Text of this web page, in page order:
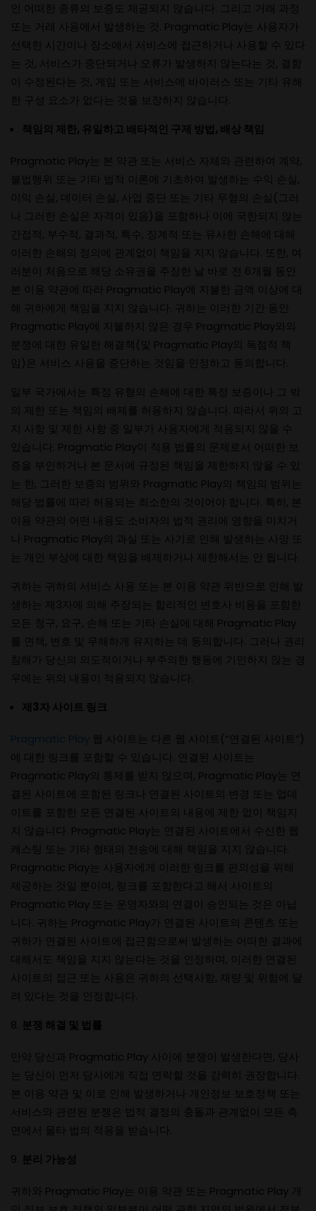
인 어떠한 종류의 보증도 제공되지 않습니다. 그리고 거래 과정
또는 거래 사용에서 발생하는 것. Pragmatic Play는 사용자가
선택한 시간이나 장소에서 서비스에 접근하거나 사용할 수 있다
는 것, 서비스가 중단되거나 오류가 발생하지 않는다는 것, 결함
이 수정된다는 것, 게임 또는 서비스에 바이러스 또는 기타 유해
한 구성 요소가 없다는 것을 보장하지 않습니다.
책임의 제한, 유일하고 배타적인 구제 방법, 배상 책임
Pragmatic Play는 본 약관 또는 서비스 자체와 관련하여 계약,
불법행위 또는 기타 법적 이론에 기초하여 발생하는 수익 손실,
이익 손실, 데이터 손실, 사업 중단 또는 기타 무형의 손실(그러
나 그러한 손실은 자격이 있음)을 포함하나 이에 국한되지 않는
간접적, 부수적, 결과적, 특수, 징계적 또는 유사한 손해에 대해
이러한 손해의 정의에 관계없이 책임을 지지 않습니다. 또한, 여
러분이 처음으로 해당 소유권을 주장한 날 바로 전 6개월 동안
본 이용 약관에 따라 Pragmatic Play에 지불한 금액 이상에 대
해 귀하에게 책임을 지지 않습니다. 귀하는 이러한 기간 동안
Pragmatic Play에 지불하지 않은 경우 Pragmatic Play와의
분쟁에 대한 유일한 해결책(및 Pragmatic Play의 독점적 책
임)은 서비스 사용을 중단하는 것임을 인정하고 동의합니다.
일부 국가에서는 특정 유형의 손해에 대한 특정 보증이나 그 밖
의 제한 또는 책임의 배제를 허용하지 않습니다. 따라서 위의 고
지 사항 및 제한 사항 중 일부가 사용자에게 적용되지 않을 수
있습니다. Pragmatic Play이 적용 법률의 문제로서 어떠한 보
증을 부인하거나 본 문서에 규정된 책임을 제한하지 않을 수 있
는 한, 그러한 보증의 범위와 Pragmatic Play의 책임의 범위는
해당 법률에 따라 허용되는 최소한의 것이어야 합니다. 특히, 본
이용 약관의 어떤 내용도 소비자의 법적 권리에 영향을 미치거
나 Pragmatic Play의 과실 또는 사기로 인해 발생하는 사망 또
는 개인 부상에 대한 책임을 배제하거나 제한해서는 안 됩니다.
귀하는 귀하의 서비스 사용 또는 본 이용 약관 위반으로 인해 발
생하는 제3자에 의해 주장되는 합리적인 변호사 비용을 포함한
모든 청구, 요구, 손해 또는 기타 손실에 대해 Pragmatic Play
를 면책, 변호 및 무해하게 유지하는 데 동의합니다. 그러나 권리
침해가 당신의 의도적이거나 부주의한 행동에 기인하지 않는 경
우에는 위의 내용이 적용되지 않습니다.
제3자 사이트 링크
Pragmatic Play 웹 사이트는 다른 웹 사이트(“연결된 사이트”)
에 대한 링크를 포함할 수 있습니다. 연결된 사이트는
Pragmatic Play의 통제를 받지 않으며, Pragmatic Play는 연
결된 사이트에 포함된 링크나 연결된 사이트의 변경 또는 업데
이트를 포함한 모든 연결된 사이트의 내용에 제한 없이 책임지
지 않습니다. Pragmatic Play는 연결된 사이트에서 수신한 웹
캐스팅 또는 기타 형태의 전송에 대해 책임을 지지 않습니다.
Pragmatic Play는 사용자에게 이러한 링크를 편의성을 위해
제공하는 것일 뿐이며, 링크를 포함한다고 해서 사이트의
Pragmatic Play 또는 운영자와의 연결이 승인되는 것은 아닙
니다. 귀하는 Pragmatic Play가 연결된 사이트의 콘텐츠 또는
귀하가 연결된 사이트에 접근함으로써 발생하는 어떠한 결과에
대해서도 책임을 지지 않는다는 것을 인정하며, 이러한 연결된
사이트의 접근 또는 사용은 귀하의 선택사항, 재량 및 위험에 달
려 있다는 것을 인정합니다.
분쟁 해결 및 법률
만약 당신과 Pragmatic Play 사이에 분쟁이 발생한다면, 당사
는 당신이 먼저 당사에게 직접 연락할 것을 강력히 권장합니다.
본 이용 약관 및 이로 인해 발생하거나 개인정보 보호정책 또는
서비스와 관련된 분쟁은 법적 결정의 충돌과 관계없이 모든 측
면에서 몰타 법의 적용을 받습니다.
분리 가능성
귀하와 Pragmatic Play는 이용 약관 또는 Pragmatic Play 개